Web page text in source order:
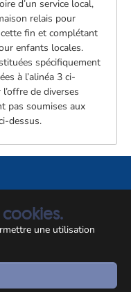
une utilisation
d’un service local,
relais pour
fin et complétant
enfants locales.
spécifiquement
à l’alinéa 3 ci-
de diverses
pas soumises aux
dessus.